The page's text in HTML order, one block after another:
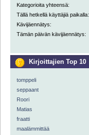
Kategorioita yhteensä:
Tällä hetkellä käyttäjiä paikalla:
Kävijäennätys:
Tämän päivän kävijäennätys:
Kirjoittajien Top 10
tomppeli
seppaant
Roori
Matias
fraatti
maalämmittää